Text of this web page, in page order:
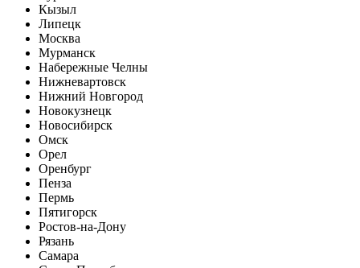
Кызыл
Липецк
Москва
Мурманск
Набережные Челны
Нижневартовск
Нижний Новгород
Новокузнецк
Новосибирск
Омск
Орел
Оренбург
Пенза
Пермь
Пятигорск
Ростов-на-Дону
Рязань
Самара